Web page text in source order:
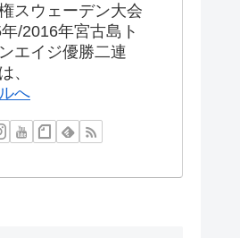
スウェーデン大会
/2016年宮古島ト
エイジ優勝二連
、
へ